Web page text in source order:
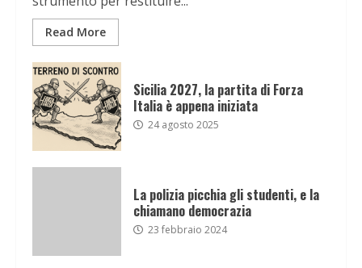
Read More
Sicilia 2027, la partita di Forza
Italia è appena iniziata
24 agosto 2025
La polizia picchia gli studenti, e la
chiamano democrazia
23 febbraio 2024